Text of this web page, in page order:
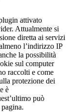
attivato
Attualmente si
diretta ai servizi
l’indirizzo IP
la possibilità
sul computer
raccolti e come
protezione dei
è
può